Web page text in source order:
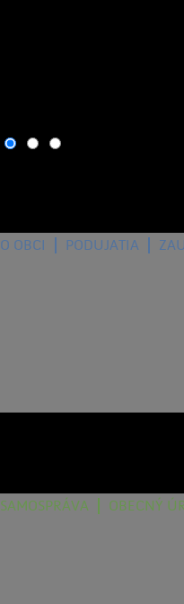
O OBCI PODUJATIA
SAMOSPRÁVA OBECNÝ